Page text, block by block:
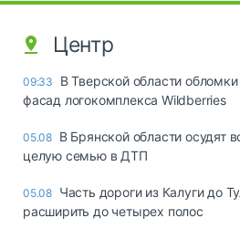
Центр
09:33
В Тверской области
фасад логокомплекса Wildberries
05.08 В Брянской области осудят
целую семью в ДТП
05.08 Часть дороги из Калуги до
расширить до четырех полос